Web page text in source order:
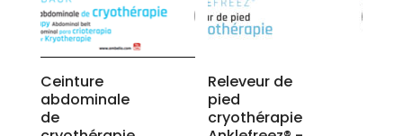
Ceinture
abdominale
de
Releveur de
pied
cryothérapie